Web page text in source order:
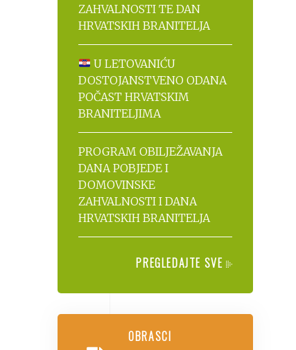
ZAHVALNOSTI TE DAN
HRVATSKIH BRANITELJA
U LETOVANIĆU
DOSTOJANSTVENO ODANA
POČAST HRVATSKIM
BRANITELJIMA
PROGRAM OBILJEŽAVANJA
DANA POBJEDE I
DOMOVINSKE
ZAHVALNOSTI I DANA
HRVATSKIH BRANITELJA
PREGLEDAJTE SVE
OBRASCI